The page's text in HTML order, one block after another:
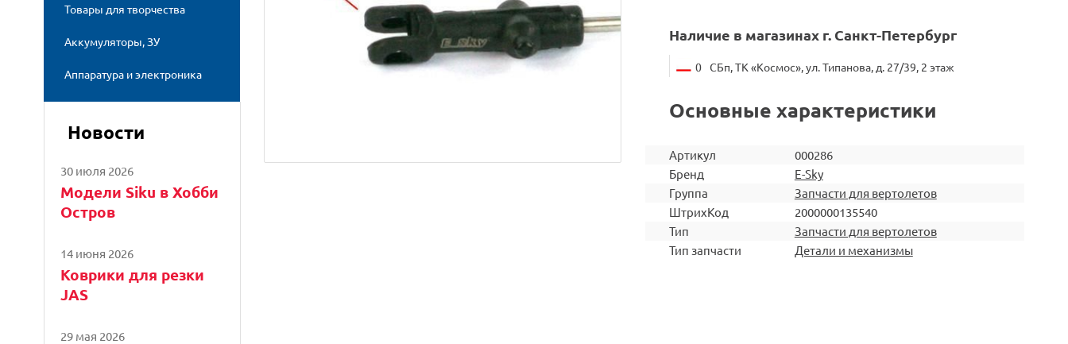
Товары для творчества
Аккумуляторы, ЗУ
Аппаратура и электроника
Новости
30 июля 2026
Модели Siku в Хобби
Остров
14 июня 2026
Коврики для резки
JAS
29 мая 2026
Наличие в магазинах г. Санкт-Петербург
0 СБп, ТК «Космос», ул. Типанова, д. 27/39, 2 этаж
Основные характеристики
Артикул
000286
Бренд
E-Sky
Группа
Запчасти для вертолетов
ШтрихКод
2000000135540
Тип
Запчасти для вертолетов
Тип запчасти
Детали и механизмы